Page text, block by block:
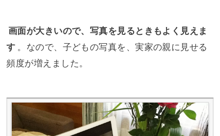
画面が大きいので、写真を見るときもよく見えま
す 。なので、子どもの写真を、実家の親に見せる
頻度が増えました。